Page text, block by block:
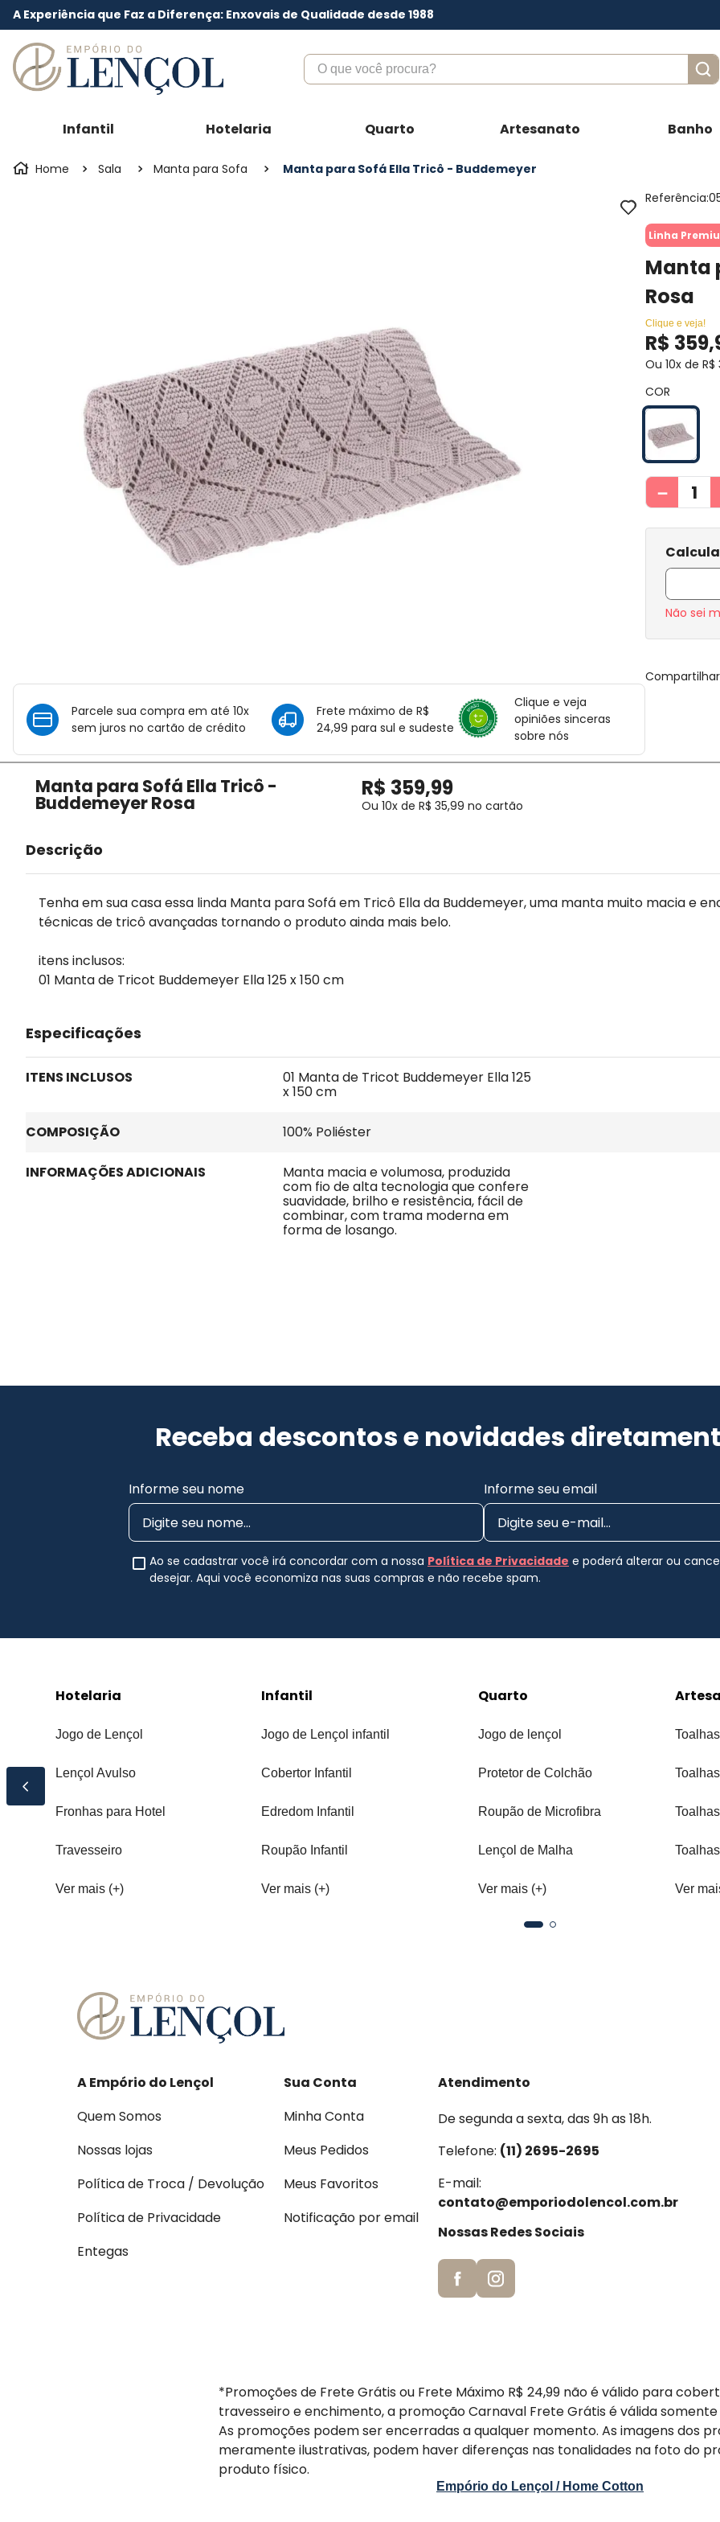
A Experiência que Faz a Diferença: Enxovais de Qualidade desde 1988
O que você procura?
Infantil Hotelaria Quarto Artesanato Banho
Sala Manta para Sofa Manta para Sofá Ella Tricô - Buddemeyer
Parcele sua compra em até 10x
sem juros no cartão de crédito
Frete máximo de R$
24,99 para sul e sudeste
Clique e veja
opiniões sinceras
sobre nós
Referência:
Linha
Manta
Rosa
Clique e veja!
R$ 359,
Ou10x deR$
COR
－
Não sei
Compartilhar
Manta para Sofá Ella Tricô -
Buddemeyer Rosa
R$ 359,99
Ou10x deR$ 35,99 no cartão
Descrição
Tenha em sua casa essa linda Manta para Sofá em Tricô Ella da Buddemeyer, uma manta muito macia e
técnicas de tricô avançadas tornando o produto ainda mais belo.
itens inclusos:
01 Manta de Tricot Buddemeyer Ella 125 x 150 cm
Especificações
ITENS INCLUSOS 01 Manta de Tricot Buddemeyer Ella 125
x 150 cm
COMPOSIÇÃO 100% Poliéster
INFORMAÇÕES ADICIONAIS Manta macia e volumosa, produzida
com fio de alta tecnologia que confere
suavidade, brilho e resistência, fácil de
combinar, com trama moderna em
forma de losango.
Receba descontos e novidades
Informe seu nome
Informe seu email
Ao se cadastrar você irá concordar com a nossa Política de Privacidade e poderá alterar ou
desejar. Aqui você economiza nas suas compras e não recebe spam.
Hotelaria
Jogo de Lençol
Lençol Avulso
Fronhas para Hotel
Travesseiro
Ver mais (+)
Infantil
Jogo de Lençol infantil
Cobertor Infantil
Edredom Infantil
Roupão Infantil
Ver mais (+)
Quarto
Jogo de lençol
Protetor de Colchão
Roupão de Microfibra
Lençol de Malha
Ver mais (+) Ver
A Empório do Lençol
Quem Somos
Nossas lojas
Política de Troca / Devolução
Política de Privacidade
Entegas
Sua Conta
Minha Conta
Meus Pedidos
Meus Favoritos
Notificação por email
Atendimento
De segunda a sexta, das 9h as 18h.
Telefone: (11) 2695-2695
E-mail:
contato@emporiodolencol.com.br
Nossas Redes Sociais
*Promoções de Frete Grátis ou Frete Máximo R$ 24,99 não é válido para
travesseiro e enchimento, a promoção Carnaval Frete Grátis é válida somente
As promoções podem ser encerradas a qualquer momento. As imagens dos
meramente ilustrativas, podem haver diferenças nas tonalidades na foto do
produto físico.
Empório do Lençol / Home Cotton